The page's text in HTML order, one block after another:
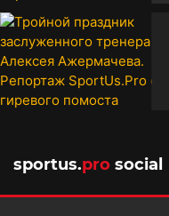
sportus.pro social